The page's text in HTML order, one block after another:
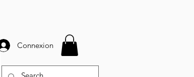
Connexion